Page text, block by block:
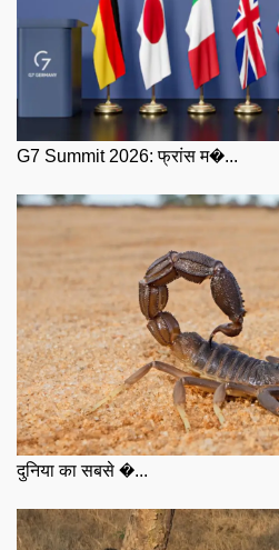
G7 Summit 2026: फ्रांस म�...
दुनिया का सबसे �...